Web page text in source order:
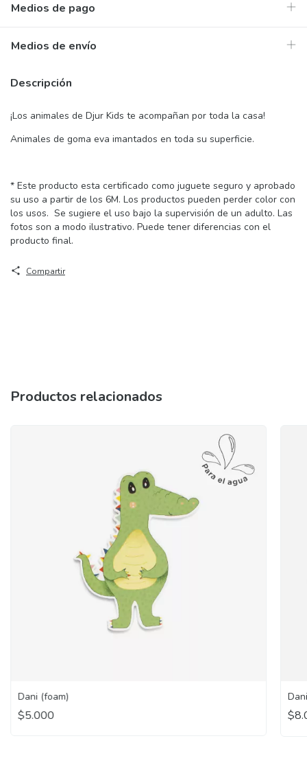
Medios de pago
Medios de envío
Descripción
¡Los animales de Djur Kids te acompañan por toda la casa!
Animales de goma eva imantados en toda su superficie.
* Este producto esta certificado como juguete seguro y aprobado
su uso a partir de los 6M. Los productos pueden perder color con
los usos. Se sugiere el uso bajo la supervisión de un adulto. Las
fotos son a modo ilustrativo. Puede tener diferencias con el
producto final.
Compartir
Productos relacionados
Dani (foam)
$5.000